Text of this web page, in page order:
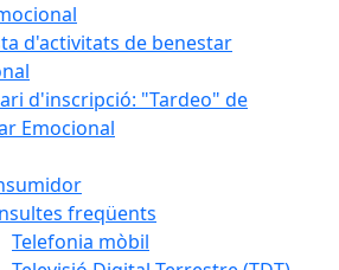
d'activitats de benestar
d'inscripció: "Tardeo" de
Emocional
freqüents
Telefonia mòbil